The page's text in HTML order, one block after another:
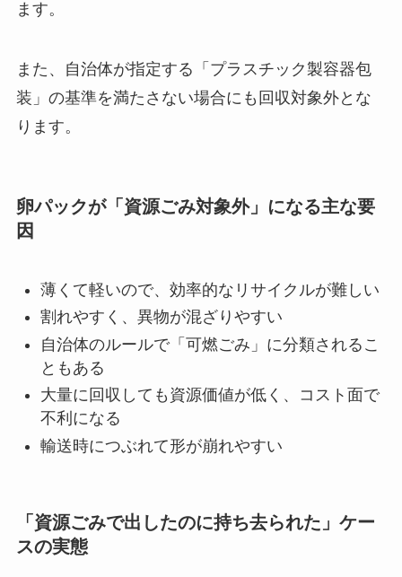
ます。
また、自治体が指定する「プラスチック製容器包
装」の基準を満たさない場合にも回収対象外とな
ります。
卵パックが「資源ごみ対象外」になる主な要
因
薄くて軽いので、効率的なリサイクルが難しい
割れやすく、異物が混ざりやすい
自治体のルールで「可燃ごみ」に分類されるこ
ともある
大量に回収しても資源価値が低く、コスト面で
不利になる
輸送時につぶれて形が崩れやすい
「資源ごみで出したのに持ち去られた」ケー
スの実態